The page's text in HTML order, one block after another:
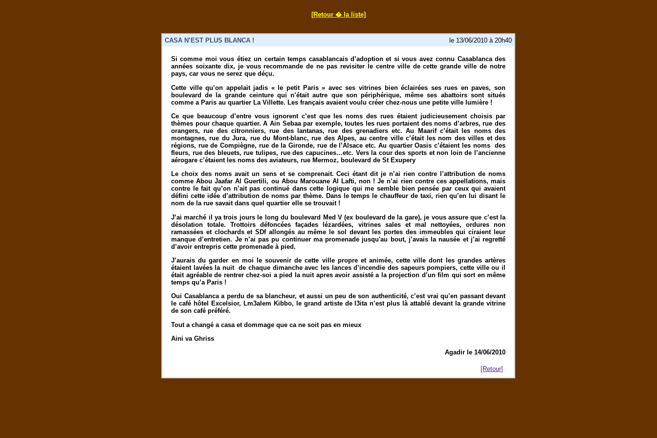
[Retour � la liste]
CASA N’EST PLUS BLANCA ! le 13/06/2010 à 20h40
Si comme moi vous étiez un certain temps casablancais d’adoption et si vous avez connu Casablanca des
années soixante dix, je vous recommande de ne pas revisiter le centre ville de cette grande ville de notre
pays, car vous ne serez que déçu.
Cette ville qu’on appelait jadis « le petit Paris » avec ses vitrines bien éclairées ses rues en paves, son
boulevard de la grande ceinture qui n’était autre que son périphérique, même ses abattoirs sont situés
comme a Paris au quartier La Villette. Les français avaient voulu créer chez-nous une petite ville lumière !
Ce que beaucoup d’entre vous ignorent c’est que les noms des rues étaient judicieusement choisis par
thèmes pour chaque quartier.A Ain Sebaa par exemple, toutes les rues portaient des noms d’arbres, rue des
orangers, rue des citronniers, rue des lantanas, rue des grenadiers etc. Au Maarif c’était les noms des
montagnes, rue du Jura, rue du Mont-blanc, rue des Alpes, au centre ville c’était les nom des villes et des
régions, rue de Compiègne, rue de la Gironde, rue de l’Alsace etc. Au quartier Oasis c’étaient les noms des
fleurs, rue des bleuets, rue tulipes, rue des capucines…etc. Vers la cour des sports et non loin de l’ancienne
aérogare c’étaient les noms des aviateurs, rue Mermoz, boulevard de St Exupery
Le choix des noms avait un sens et se comprenait. Ceci étant dit je n’ai rien contre l’attribution de noms
comme Abou Jaafar Al Guertili, ou Abou Marouane Al Lafti, non !Je n’ai rien contre ces appellations, mais
contre le fait qu’on n’ait pas continué dans cette logique qui me semble bien pensée par ceux qui avaient
défini cette idée d’attribution de noms par thème. Dans le temps le chauffeur de taxi, rien qu’en lui disant le
nom de la rue savait dans quel quartier elle se trouvait !
J’ai marché il ya trois jours le long du boulevard Med V (ex boulevard de la gare), je vous assure que c’est la
désolation totale.Trottoirs défoncées façades lézardées, vitrines sales et mal nettoyées, ordures non
ramassées et clochards et SDf allongés au même le sol devant les portes des immeubles qui ciraient leur
manque d’entretien. Je n’ai pas pu continuer ma promenade jusqu'au bout, j’avais la nausée et j’ai regretté
d’avoir entrepris cette promenade à pied.
J’aurais du garder en moi le souvenir de cette ville propre et animée, cette ville dont les grandes artères
étaient lavées la nuit de chaque dimanche avec les lances d’incendie des sapeurs pompiers, cette ville ou il
était agréable de rentrer chez-soi a pied la nuit apres avoir assisté a la projection d’un film qui sort en même
temps qu’a Paris !
Oui Casablanca a perdu de sa blancheur, et aussi un peu de son authenticité, c’est vrai qu’en passant devant
le café hôtel Excelsior, Lm3alem Kibbo, le grand artiste de l3ita n’est plus là attablé devant la grande vitrine
de son café préféré.
Tout a changé a casa et dommage que ca ne soit pas en mieux
Aini va Ghriss
Agadir le 14/06/2010
[Retour]